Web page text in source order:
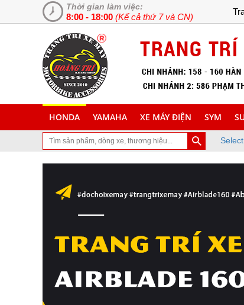
Thời gian làm việc:
8:00 - 18:00 (Kể cả thứ 7 và CN)
HONDA YAMAHA XE MÁY ĐIỆN SYM
ghé thăm trang Web chuyên cung cấp và lắp đặt phụ